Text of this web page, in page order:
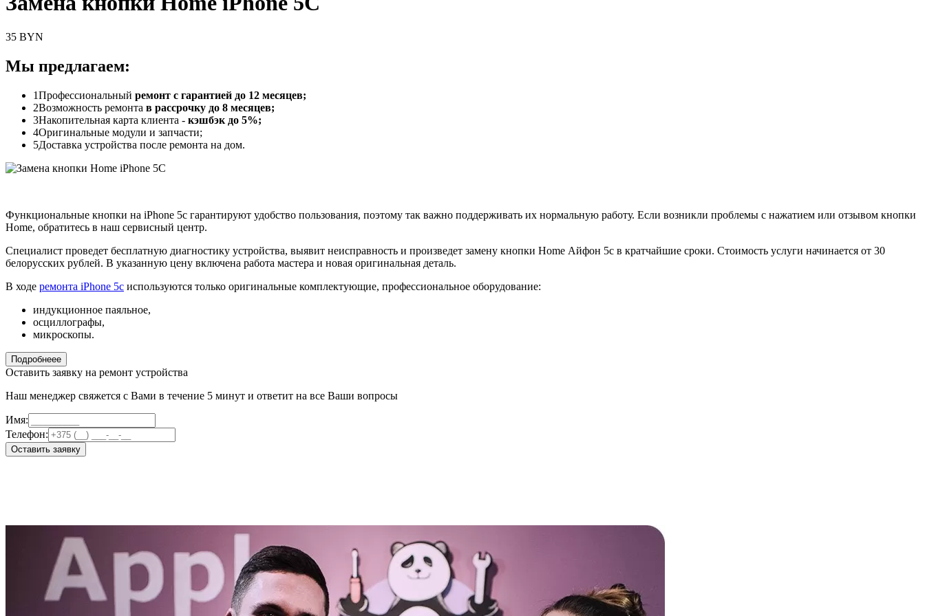
35 BYN
Мы предлагаем:
1Профессиональный ремонт с гарантией до 12 месяцев;
2Возможность ремонта в рассрочку до 8 месяцев;
3Накопительная карта клиента - кэшбэк до 5%;
4Оригинальные модули и запчасти;
5Доставка устройства после ремонта на дом.
Функциональные кнопки на iPhone 5c гарантируют удобство пользования, поэтому так важно поддерживать их нормальную работу. Если возникли проблемы с нажатием или отзывом кнопки
Home, обратитесь в наш сервисный центр.
Специалист проведет бесплатную диагностику устройства, выявит неисправность и произведет замену кнопки Home Айфон 5c в кратчайшие сроки. Стоимость услуги начинается от 30
белорусских рублей. В указанную цену включена работа мастера и новая оригинальная деталь.
В ходе ремонта iPhone 5c используются только оригинальные комплектующие, профессиональное оборудование:
индукционное паяльное,
осциллографы,
микроскопы.
Подробнеее
Оставить заявку на ремонт устройства
Наш менеджер свяжется с Вами в течение 5 минут и ответит на все Ваши вопросы
Имя:
Телефон:
Оставить заявку